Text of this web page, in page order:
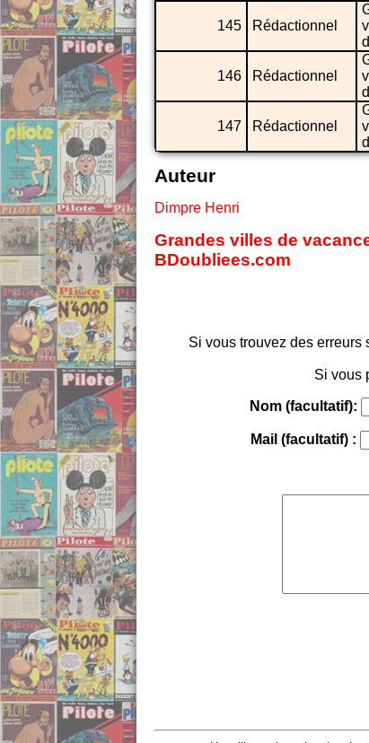
145 Rédactionnel
146 Rédactionnel
147 Rédactionnel
Auteur
Dimpre Henri
Grandes villes de
BDoubliees.com
Si vous trouvez des erreurs
Si vous
Nom (facultatif):
Mail (facultatif) :